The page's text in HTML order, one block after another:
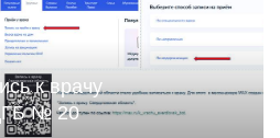
к врачу
№ 20